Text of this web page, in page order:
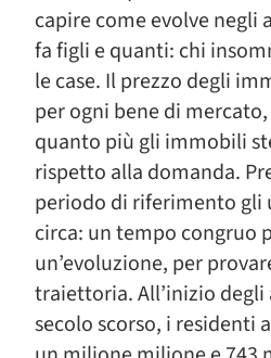
capire come evolve negli
fa figli e quanti: chi
le case. Il prezzo degli
per ogni bene di
quanto più gli immobili
rispetto alla domanda.
periodo di riferimento gli
circa: un tempo congruo
un’evoluzione, per
traiettoria. All’inizio
secolo scorso, i residenti